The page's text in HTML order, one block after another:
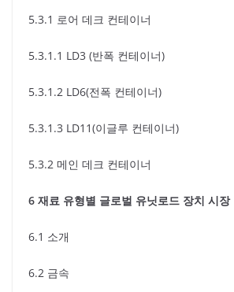
5.3.1 로어 데크 컨테이너
5.3.1.1 LD3 (반폭 컨테이너)
5.3.1.2 LD6(전폭 컨테이너)
5.3.1.3 LD11(이글루 컨테이너)
5.3.2 메인 데크 컨테이너
6 재료 유형별 글로벌 유닛로드 장치 시장
6.1 소개
6.2 금속